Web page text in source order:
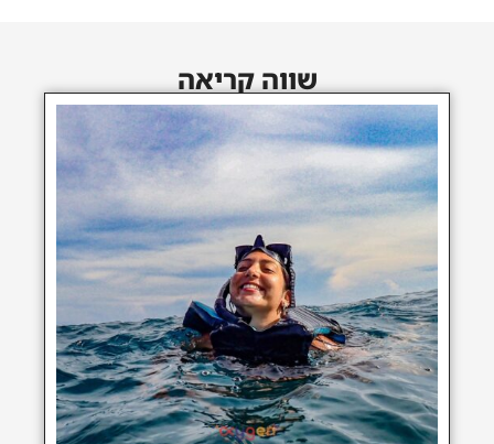
שווה קריאה